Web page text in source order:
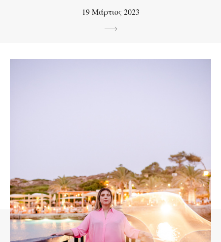
19 Μάρτιος 2023